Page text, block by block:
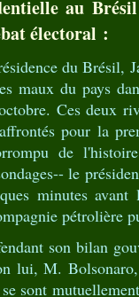
au
électoral :
du Brésil,
maux du pays
Ces deux
pour la
de
le
minutes avant
pétrolière
son bilan
lui, M.
sont